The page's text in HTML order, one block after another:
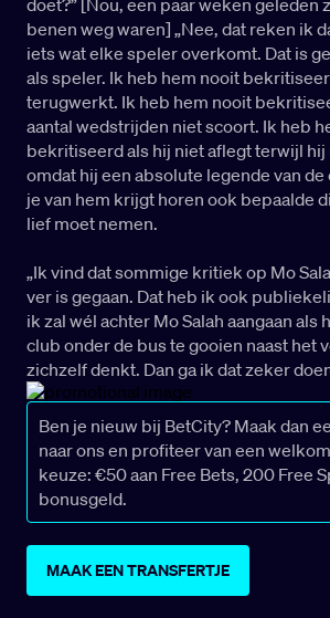
doet?” [Nou, een paar weken geleden
benen weg waren] „Nee, dat reken ik
iets wat elke speler overkomt. Dat is
als speler. Ik heb hem nooit
terugwerkt. Ik heb hem nooit
aantal wedstrijden niet scoort. Ik heb
bekritiseerd als hij niet aflegt terwijl hij
omdat hij een absolute legende van
je van hem krijgt horen ook bepaalde
lief moet nemen.
„Ik vind dat sommige kritiek op Mo
ver is gegaan. Dat heb ik ook
ik zal wél achter Mo Salah aangaan
club onder de bus te gooien naast het
zichzelf denkt. Dan ga ik dat zeker
Ben je nieuw bij BetCity? Maak dan
naar ons en profiteer van een
keuze: €50 aan Free Bets, 200 Free
bonusgeld.
MAAK EEN TRANSFERTJE